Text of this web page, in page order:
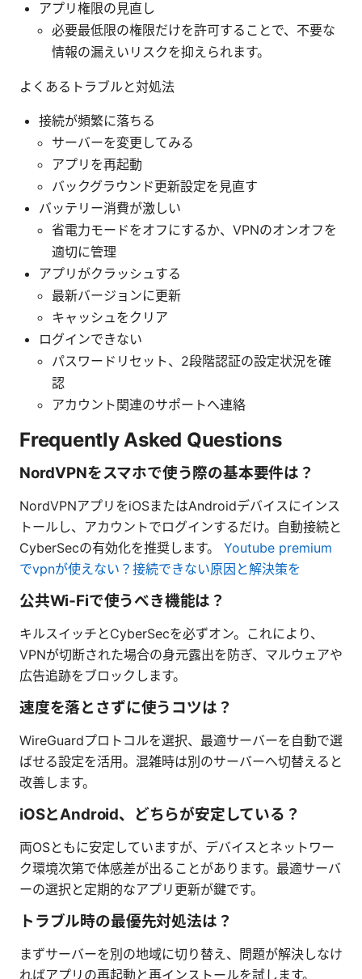
アプリ権限の見直し
必要最低限の権限だけを許可することで、不要な
情報の漏えいリスクを抑えられます。
よくあるトラブルと対処法
接続が頻繁に落ちる
サーバーを変更してみる
アプリを再起動
バックグラウンド更新設定を見直す
バッテリー消費が激しい
省電力モードをオフにするか、VPNのオンオフを
適切に管理
アプリがクラッシュする
最新バージョンに更新
キャッシュをクリア
ログインできない
パスワードリセット、2段階認証の設定状況を確
認
アカウント関連のサポートへ連絡
Frequently Asked Questions
NordVPNをスマホで使う際の基本要件は？
NordVPNアプリをiOSまたはAndroidデバイスにインス
トールし、アカウントでログインするだけ。自動接続と
CyberSecの有効化を推奨します。 Youtube premium
でvpnが使えない？接続できない原因と解決策を
公共Wi‑Fiで使うべき機能は？
キルスイッチとCyberSecを必ずオン。これにより、
VPNが切断された場合の身元露出を防ぎ、マルウェアや
広告追跡をブロックします。
速度を落とさずに使うコツは？
WireGuardプロトコルを選択、最適サーバーを自動で選
ばせる設定を活用。混雑時は別のサーバーへ切替えると
改善します。
iOSとAndroid、どちらが安定している？
両OSともに安定していますが、デバイスとネットワー
ク環境次第で体感差が出ることがあります。最適サーバ
ーの選択と定期的なアプリ更新が鍵です。
トラブル時の最優先対処法は？
まずサーバーを別の地域に切り替え、問題が解決しなけ
ればアプリの再起動と再インストールを試します。